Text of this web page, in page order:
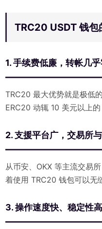
TRC20 USDT 钱包
1. 手续费低廉，转帐几
TRC20 最大优势就是极低
ERC20 动辄 10 美元以上
2. 支援平台广，交易所
从币安、OKX 等主流交易
着使用 TRC20 钱包可以无
3. 操作速度快、稳定性高